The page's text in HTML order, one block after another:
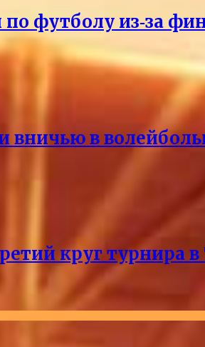
футболу из‑за
вничью в
круг турнира в